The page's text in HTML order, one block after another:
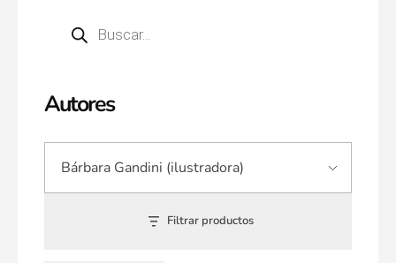
Autores
Filtrar productos